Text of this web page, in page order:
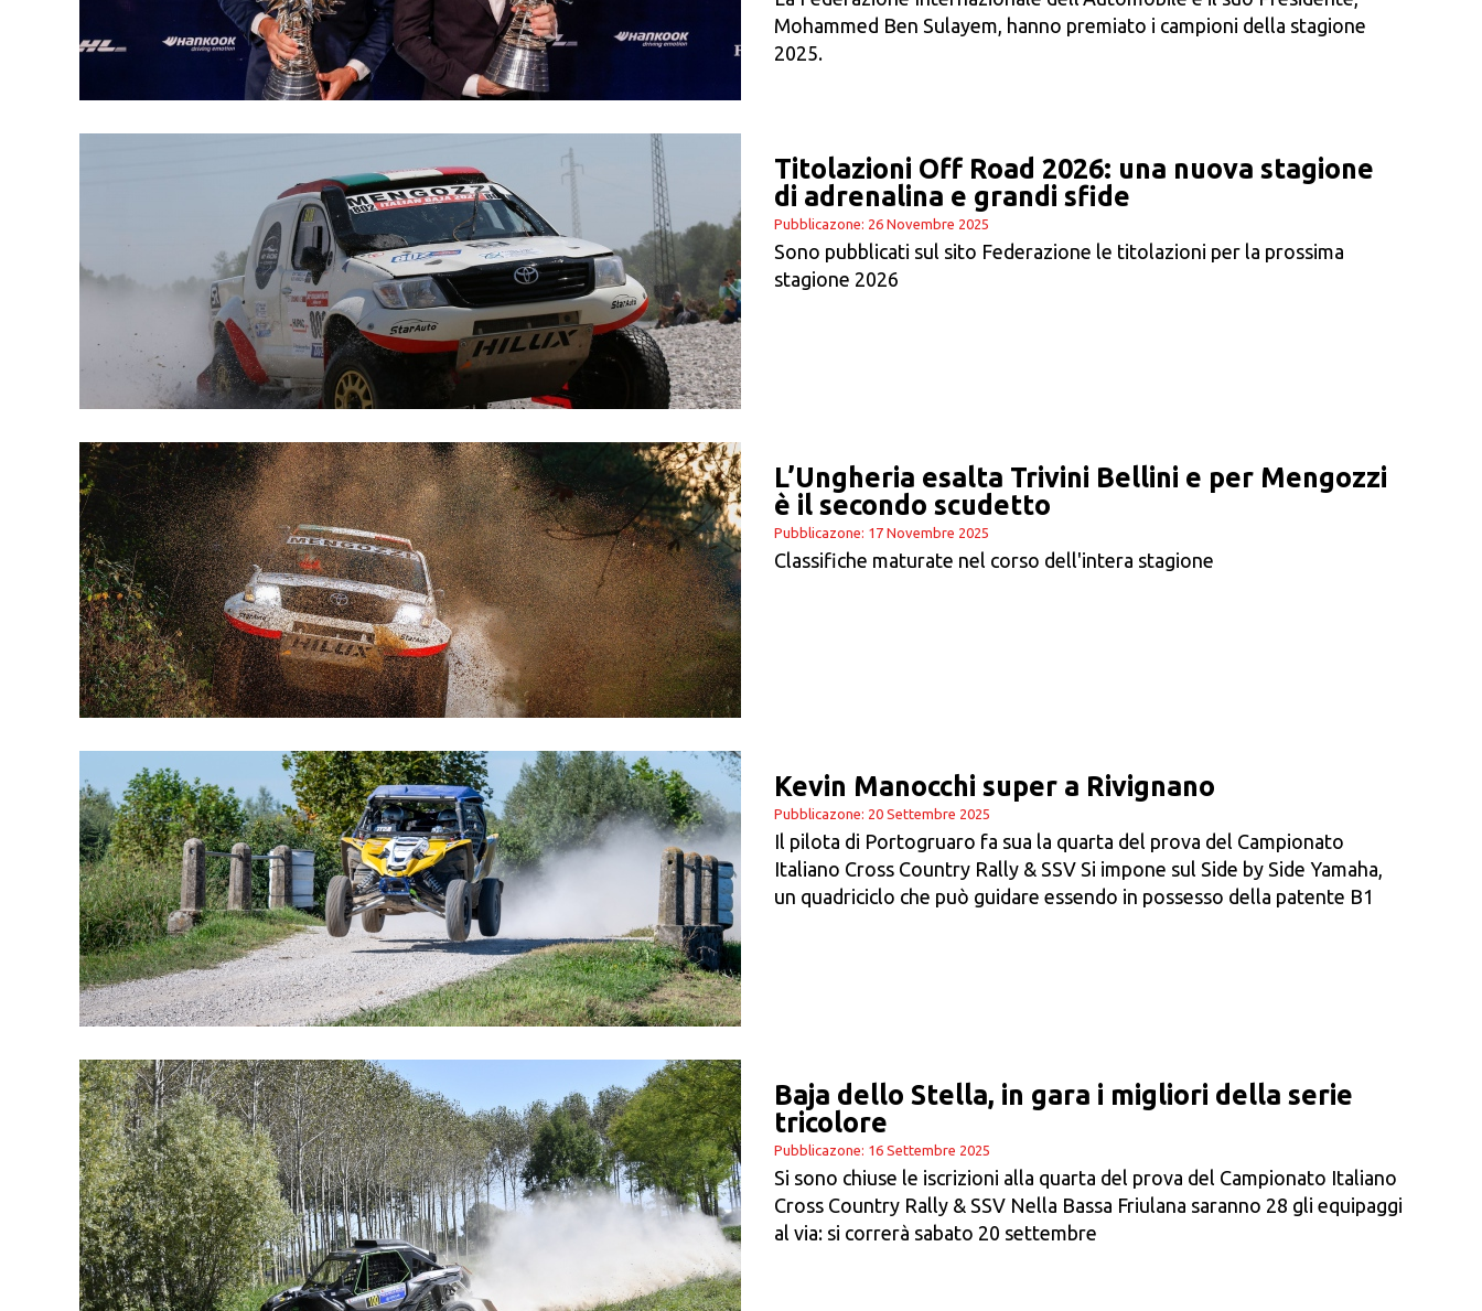
Mohammed Ben Sulayem, hanno premiato i campioni della stagione
2025.
Titolazioni Off Road 2026: una nuova stagione
di adrenalina e grandi sfide
Pubblicazone: 26 Novembre 2025
Sono pubblicati sul sito Federazione le titolazioni per la prossima
stagione 2026
L’Ungheria esalta Trivini Bellini e per Mengozzi
è il secondo scudetto
Pubblicazone: 17 Novembre 2025
Classifiche maturate nel corso dell'intera stagione
Kevin Manocchi super a Rivignano
Pubblicazone: 20 Settembre 2025
Il pilota di Portogruaro fa sua la quarta del prova del Campionato
Italiano Cross Country Rally & SSV Si impone sul Side by Side Yamaha,
un quadriciclo che può guidare essendo in possesso della patente B1
Baja dello Stella, in gara i migliori della serie
tricolore
Pubblicazone: 16 Settembre 2025
Si sono chiuse le iscrizioni alla quarta del prova del Campionato Italiano
Cross Country Rally & SSV Nella Bassa Friulana saranno 28 gli equipaggi
al via: si correrà sabato 20 settembre